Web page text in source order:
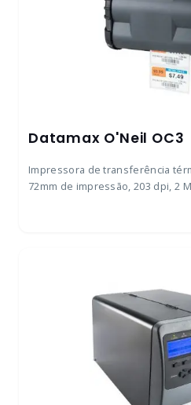
Datamax O'Neil OC3
Impressora de transferência
72mm de impressão, 203 dpi, 2